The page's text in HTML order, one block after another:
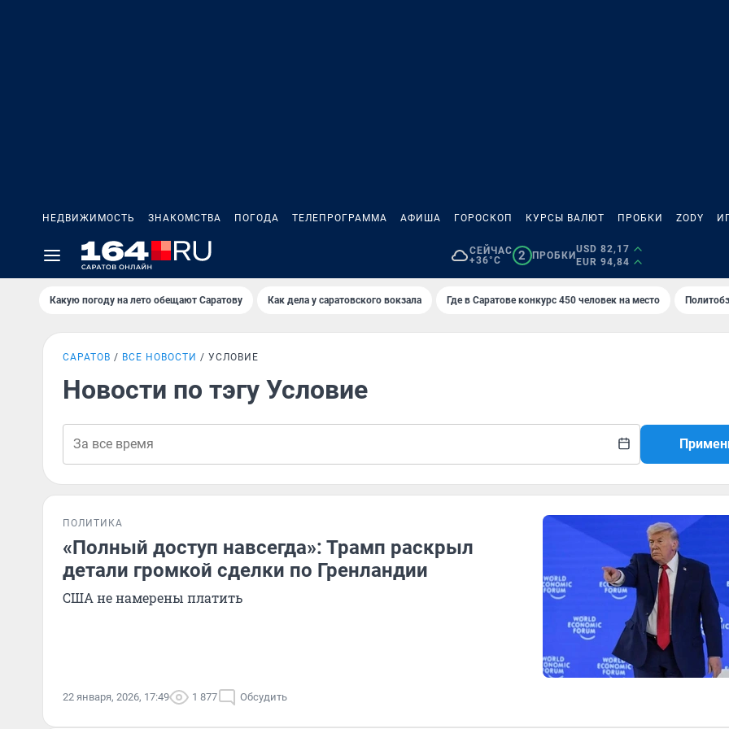
НЕДВИЖИМОСТЬ ЗНАКОМСТВА ПОГОДА ТЕЛЕПРОГРАММА АФИША ГОРОСКОП КУРСЫ ВАЛЮТ ПРОБКИ ZODY
СЕЙЧАС
+36°C
2 ПРОБКИ
USD 82,17
EUR 94,84
Какую погоду на лето обещают Саратову Как дела у саратовского вокзала Где в Саратове конкурс 450 человек на место
САРАТОВ ВСЕ НОВОСТИ УСЛОВИЕ
Новости по тэгу Условие
ПОЛИТИКА
«Полный доступ навсегда»: Трамп раскрыл
детали громкой сделки по Гренландии
США не намерены платить
22 января, 2026, 17:49 1 877 Обсудить